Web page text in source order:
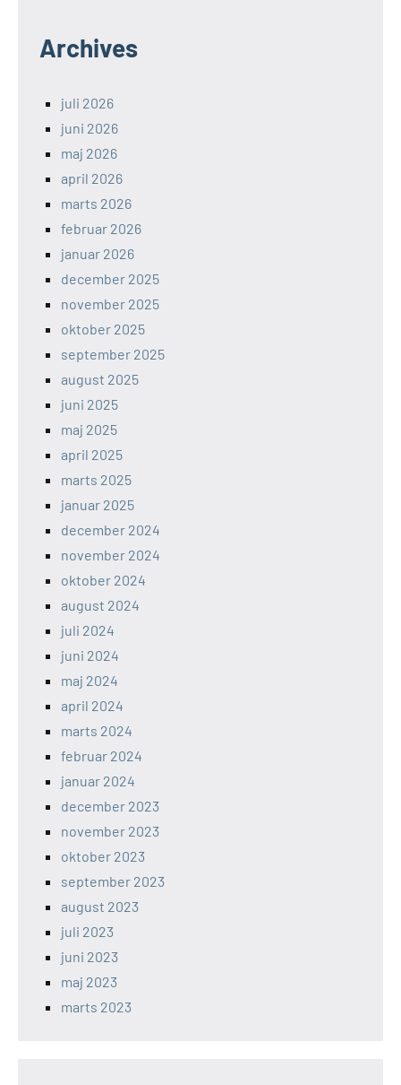
Archives
juli 2026
juni 2026
maj 2026
april 2026
marts 2026
februar 2026
januar 2026
december 2025
november 2025
oktober 2025
september 2025
august 2025
juni 2025
maj 2025
april 2025
marts 2025
januar 2025
december 2024
november 2024
oktober 2024
august 2024
juli 2024
juni 2024
maj 2024
april 2024
marts 2024
februar 2024
januar 2024
december 2023
november 2023
oktober 2023
september 2023
august 2023
juli 2023
juni 2023
maj 2023
marts 2023